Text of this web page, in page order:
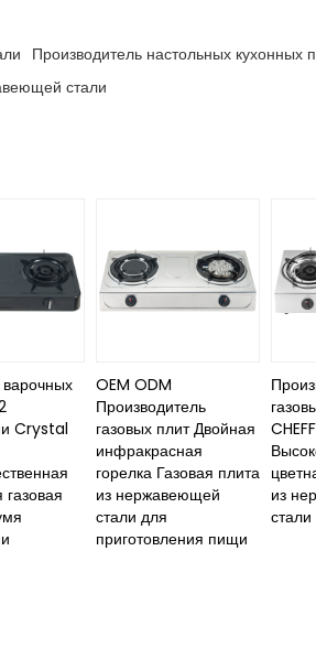
Производитель настольных кухонных
стали
Crystal
газовая
OEM ODM
Производитель
газовых плит Двойная
инфракрасная
горелка Газовая плита
из нержавеющей
стали для
приготовления пищи
CHEFF
из